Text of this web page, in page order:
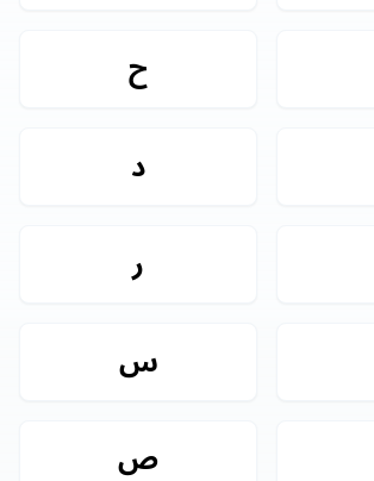
ح
د
ر
س
ص